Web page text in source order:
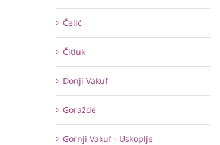
Čelić
Čitluk
Donji Vakuf
Goražde
Gornji Vakuf - Uskoplje